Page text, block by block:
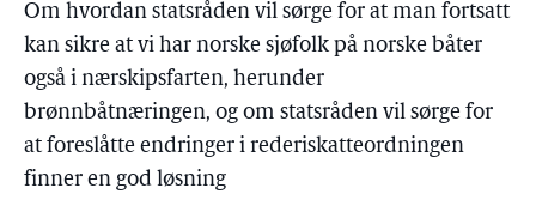
Om hvordan statsråden vil sørge for at man fortsatt
kan sikre at vi har norske sjøfolk på norske båter
også i nærskipsfarten, herunder
brønnbåtnæringen, og om statsråden vil sørge for
at foreslåtte endringer i rederiskatteordningen
finner en god løsning